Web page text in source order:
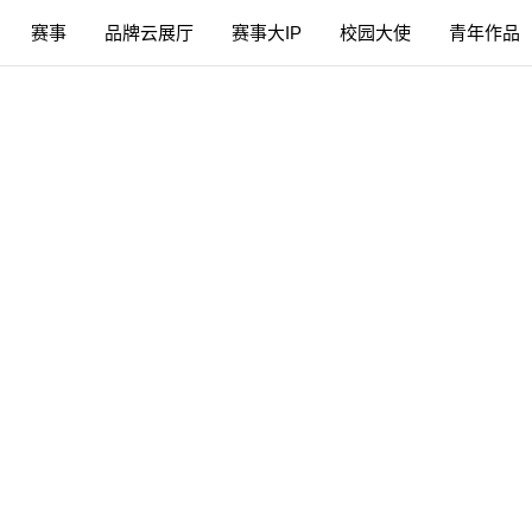
赛事 品牌云展厅 赛事大IP 校园大使 青年作品